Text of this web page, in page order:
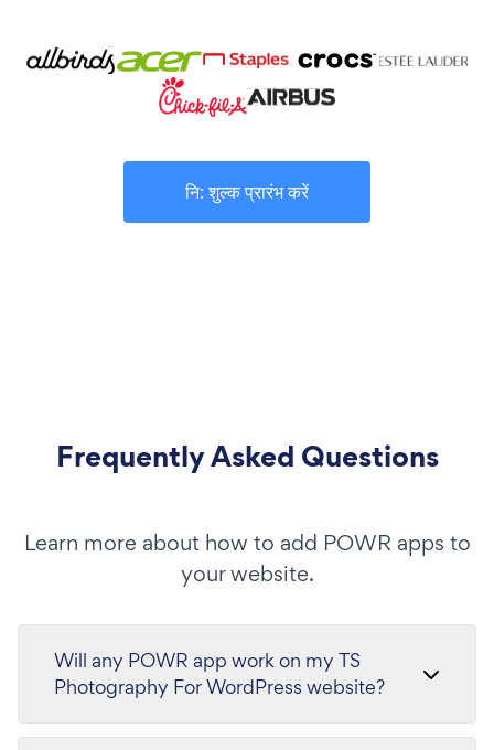
नि: शुल्क प्रारंभ करें
Frequently Asked Questions
Learn more about how to add POWR apps to
your website.
Will any POWR app work on my TS
Photography For WordPress website?